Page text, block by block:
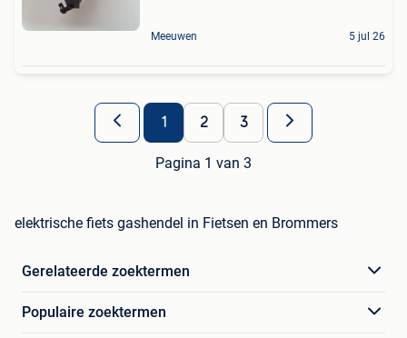
Meeuwen 5 jul 26
1 2 3
Pagina 1 van 3
elektrische fiets gashendel in Fietsen en Brommers
Gerelateerde zoektermen
Populaire zoektermen